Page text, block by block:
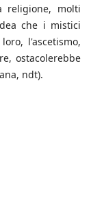
religione, molti
che i mistici
l'ascetismo,
ostacolerebbe
ndt).